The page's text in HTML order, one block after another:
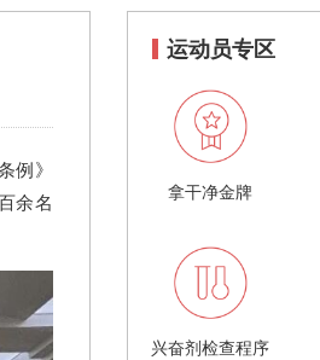
例》
余名
运动员专区
拿干净金牌
兴奋剂检查程序